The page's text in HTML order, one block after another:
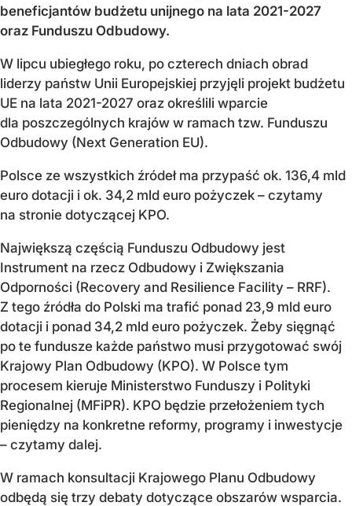
beneficjantów budżetu unijnego na lata 2021-2027
oraz Funduszu Odbudowy.
W lipcu ubiegłego roku, po czterech dniach obrad
liderzy państw Unii Europejskiej przyjęli projekt budżetu
UE na lata 2021-2027 oraz określili wparcie
dla poszczególnych krajów w ramach tzw. Funduszu
Odbudowy (Next Generation EU).
Polsce ze wszystkich źródeł ma przypaść ok. 136,4 mld
euro dotacji i ok. 34,2 mld euro pożyczek – czytamy
na stronie dotyczącej KPO.
Największą częścią Funduszu Odbudowy jest
Instrument na rzecz Odbudowy i Zwiększania
Odporności (Recovery and Resilience Facility – RRF).
Z tego źródła do Polski ma trafić ponad 23,9 mld euro
dotacji i ponad 34,2 mld euro pożyczek. Żeby sięgnąć
po te fundusze każde państwo musi przygotować swój
Krajowy Plan Odbudowy (KPO). W Polsce tym
procesem kieruje Ministerstwo Funduszy i Polityki
Regionalnej (MFiPR). KPO będzie przełożeniem tych
pieniędzy na konkretne reformy, programy i inwestycje
– czytamy dalej.
W ramach konsultacji Krajowego Planu Odbudowy
odbędą się trzy debaty dotyczące obszarów wsparcia.